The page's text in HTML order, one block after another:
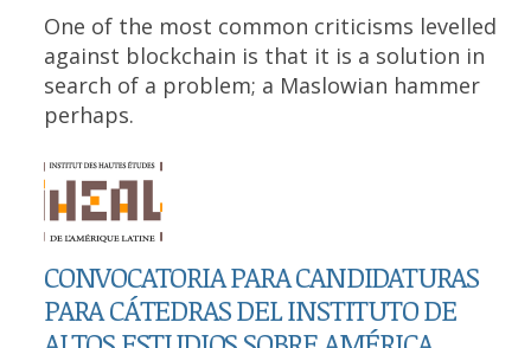
One of the most common criticisms levelled
against blockchain is that it is a solution in
search of a problem; a Maslowian hammer
perhaps.
CONVOCATORIA PARA CANDIDATURAS
PARA CÁTEDRAS DEL INSTITUTO DE